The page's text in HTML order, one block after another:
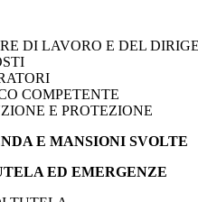
DI LAVORO E DEL
COMPETENTE
E PROTEZIONE
E MANSIONI SVOLTE
ED EMERGENZE